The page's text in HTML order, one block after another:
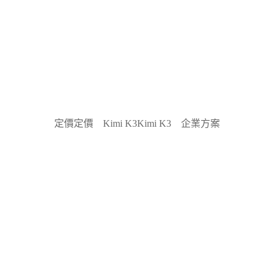
定價定價 Kimi K3Kimi K3 企業方案